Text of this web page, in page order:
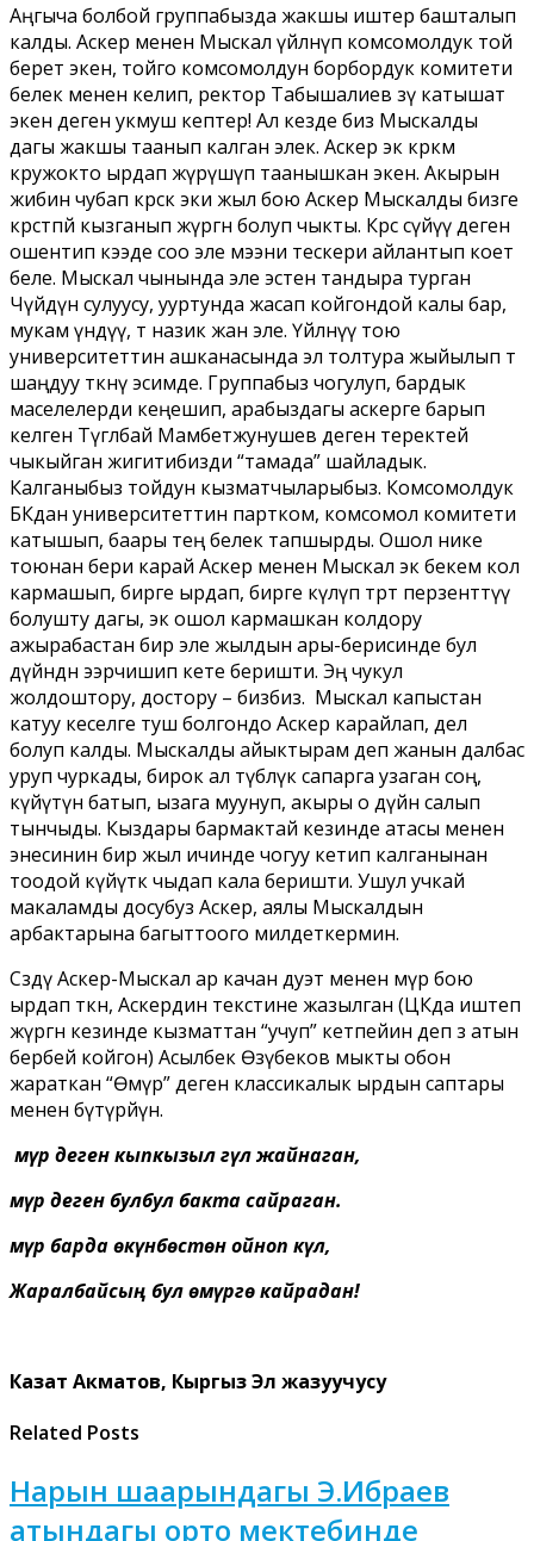
Аңгыча болбой группабызда жакшы иштер башталып
калды. Аскер менен Мыскал үйлөнүп комсомолдук той
берет экен, тойго комсомолдун борбордук комитети
белек менен келип, ректор Табышалиев өзү катышат
экен деген укмуш кептер! Ал кезде биз Мыскалды
дагы жакшы таанып калган элек. Аскер экөө көркөм
кружокто ырдап жүрүшүп таанышкан экен. Акырын
жибин чубап көрсөк эки жыл бою Аскер Мыскалды бизге
көрсөтпөй кызганып жүргөн болуп чыкты. Көрсө сүйүү деген
ошентип кээде соо эле мээни тескери айлантып коет
беле. Мыскал чынында эле эстен тандыра турган
Чүйдүн сулуусу, ууртунда жасап койгондой калы бар,
мукам үндүү, өтө назик жан эле. Үйлөнүү тою
университеттин ашканасында эл толтура жыйылып өтө
шаңдуу өткөнү эсимде. Группабыз чогулуп, бардык
маселелерди кеңешип, арабыздагы аскерге барып
келген Түгөлбай Мамбетжунушев деген теректей
чыкыйган жигитибизди “тамада” шайладык.
Калганыбыз тойдун кызматчыларыбыз. Комсомолдук
БКдан университеттин партком, комсомол комитети
катышып, баары тең белек тапшырды. Ошол нике
тоюнан бери карай Аскер менен Мыскал экөө бекем кол
кармашып, бирге ырдап, бирге күлүп төрт перзенттүү
болушту дагы, экөө ошол кармашкан колдору
ажырабастан бир эле жылдын ары-берисинде бул
дүйнөдөн ээрчишип кете беришти. Эң чукул
жолдоштору, достору – бизбиз. Мыскал капыстан
катуу кеселге туш болгондо Аскер карайлап, дел
болуп калды. Мыскалды айыктырам деп жанын далбас
уруп чуркады, бирок ал түбөлүк сапарга узаган соң,
күйүтүнө батып, ызага муунуп, акыры о дүйнө салып
тынчыды. Кыздары бармактай кезинде атасы менен
энесинин бир жыл ичинде чогуу кетип калганынан
тоодой күйүткө чыдап кала беришти. Ушул учкай
макаламды досубуз Аскер, аялы Мыскалдын
арбактарына багыттоого милдеткермин.
Сөздү Аскер-Мыскал ар качан дуэт менен өмүр бою
ырдап өткөн, Аскердин текстине жазылган (ЦКда иштеп
жүргөн кезинде кызматтан “учуп” кетпейин деп өз атын
бербей койгон) Асылбек Өзүбеков мыкты обон
жараткан “Өмүр” деген классикалык ырдын саптары
менен бүтүрөйүн.
Өмүр деген кыпкызыл гүл жайнаган,
Өмүр деген булбул бакта сайраган.
Өмүр барда өкүнбөстөн ойноп күл,
Жаралбайсың бул өмүргө кайрадан!
Казат Акматов, Кыргыз Эл жазуучусу
Related Posts
Нарын шаарындагы Э.Ибраев
атындагы орто мектебинде